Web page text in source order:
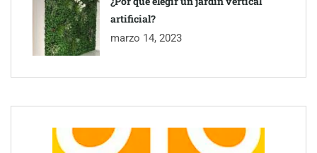
artificial?
marzo 14, 2023